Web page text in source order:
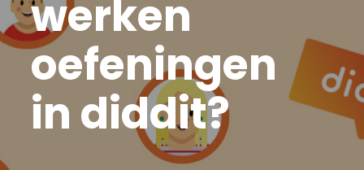
werken
oefeningen
in diddit?